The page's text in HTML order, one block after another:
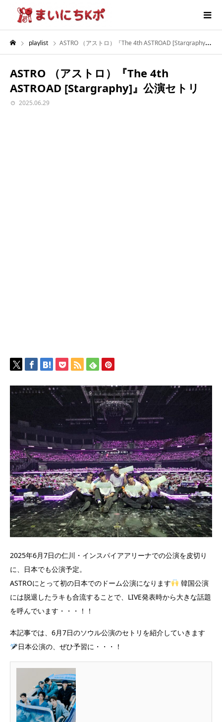
playlist ASTRO （アストロ）『The 4th ASTROAD [Stargraphy]』公演セトリ
ASTRO （アストロ）『The 4th
ASTROAD [Stargraphy]』公演セトリ
2025.06.29
2025年6月7日の仁川・インスパイアアリーナでの公演を皮切り
に、日本でも公演予定。
ASTROにとって初の日本でのドーム公演になります
韓国公演
には脱退したラキも合流することで、LIVE発表時から大きな話題
を呼んでいます・・・！！
本記事では、6月7日のソウル公演のセトリを紹介していきます
日本公演の、ぜひ予習に・・・！